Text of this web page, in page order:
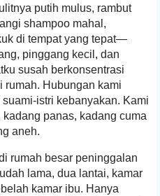
putih mulus, rambut
shampoo mahal,
di tempat yang tepat—
pinggang kecil, dan
susah berkonsentrasi
rumah. Hubungan kami
istri kebanyakan. Kami
panas, kadang cuma
aneh.
rumah besar peninggalan
lama, dua lantai, kamar
kamar ibu. Hanya